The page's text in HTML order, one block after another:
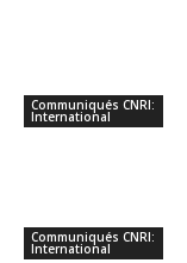
Communiqués CNRI:
International
Communiqués CNRI:
International